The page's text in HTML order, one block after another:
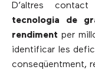
D’altres
tecnologia de
rendiment per
identificar les
conseqüentment,